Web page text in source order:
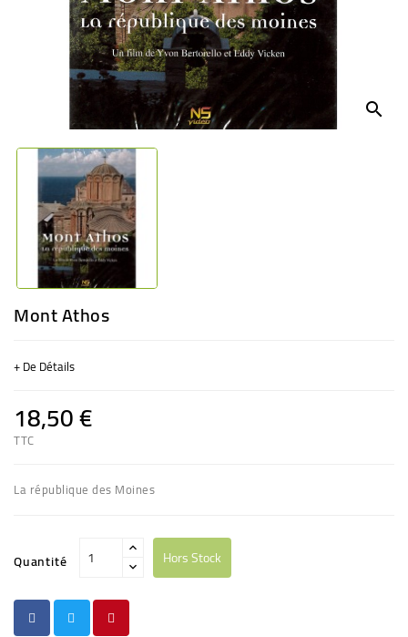
CULTUREL
search
Mont Athos
+ De Détails
18,50 €
TTC
La république des Moines
Quantité Hors Stock